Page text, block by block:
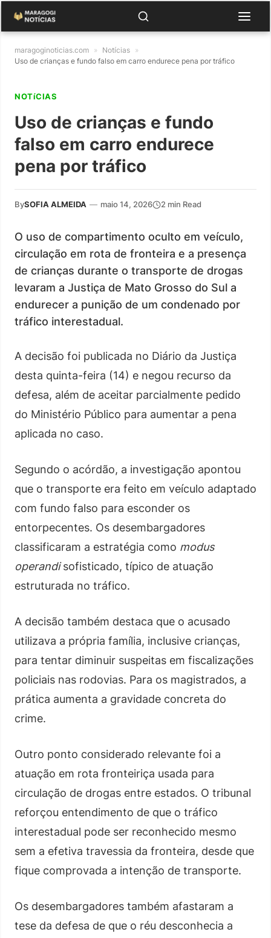
maragoginoticias.com » Notícias »
Uso de crianças e fundo falso em carro endurece pena por tráfico
NOTíCIAS
Uso de crianças e fundo
falso em carro endurece
pena por tráfico
BySOFIA ALMEIDA — maio 14, 2026 2 min Read
O uso de compartimento oculto em veículo,
circulação em rota de fronteira e a presença
de crianças durante o transporte de drogas
levaram a Justiça de Mato Grosso do Sul a
endurecer a punição de um condenado por
tráfico interestadual.
A decisão foi publicada no Diário da Justiça
desta quinta-feira (14) e negou recurso da
defesa, além de aceitar parcialmente pedido
do Ministério Público para aumentar a pena
aplicada no caso.
Segundo o acórdão, a investigação apontou
que o transporte era feito em veículo adaptado
com fundo falso para esconder os
entorpecentes. Os desembargadores
classificaram a estratégia como modus
operandisofisticado, típico de atuação
estruturada no tráfico.
A decisão também destaca que o acusado
utilizava a própria família, inclusive crianças,
para tentar diminuir suspeitas em fiscalizações
policiais nas rodovias. Para os magistrados, a
prática aumenta a gravidade concreta do
crime.
Outro ponto considerado relevante foi a
atuação em rota fronteiriça usada para
circulação de drogas entre estados. O tribunal
reforçou entendimento de que o tráfico
interestadual pode ser reconhecido mesmo
sem a efetiva travessia da fronteira, desde que
fique comprovada a intenção de transporte.
Os desembargadores também afastaram a
tese da defesa de que o réu desconhecia a